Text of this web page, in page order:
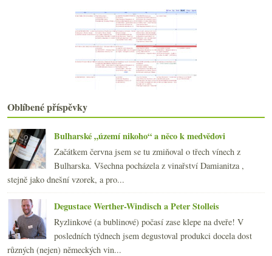
Salát z popelníku, porno a „divné“ Japonsko
Úvod do saké II. – Druhy a styly saké
Yakitori aneb kuřecí obžerství
Japonské highballs – čůhaj a ti další
Japonský krab salutuje české výpravě
Svačinový generátor odpadního materiálu
► srpna(22)
►července(14)
►června(22)
► května
►dubna
března
února
►ledna (20)
►2009(249)
►2008(270)
►2007(108)
Oblíbené příspěvky
Bulharské „území nikoho“ a něco k medvědovi
Začátkem června jsem se tu zmiňoval o třech vínech z
Bulharska. Všechna pocházela z vinařství Damianitza ,
stejně jako dnešní vzorek, a pro...
Degustace Werther-Windisch a Peter Stolleis
Ryzlinkové (a bublinové) počasí zase klepe na dveře! V
posledních týdnech jsem degustoval produkci docela dost
různých (nejen) německých vin...